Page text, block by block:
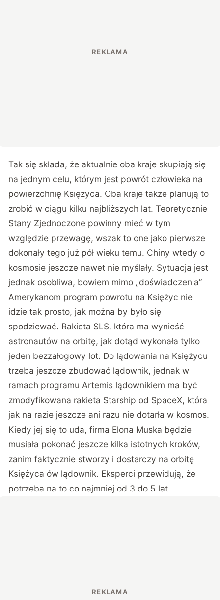
Tak się składa, że aktualnie oba kraje skupiają się
na jednym celu, którym jest powrót człowieka na
powierzchnię Księżyca. Oba kraje także planują to
zrobić w ciągu kilku najbliższych lat. Teoretycznie
Stany Zjednoczone powinny mieć w tym
względzie przewagę, wszak to one jako pierwsze
dokonały tego już pół wieku temu. Chiny wtedy o
kosmosie jeszcze nawet nie myślały. Sytuacja jest
jednak osobliwa, bowiem mimo „doświadczenia”
Amerykanom program powrotu na Księżyc nie
idzie tak prosto, jak można by było się
spodziewać. Rakieta SLS, która ma wynieść
astronautów na orbitę, jak dotąd wykonała tylko
jeden bezzałogowy lot. Do lądowania na Księżycu
trzeba jeszcze zbudować lądownik, jednak w
ramach programu Artemis lądownikiem ma być
zmodyfikowana rakieta Starship od SpaceX, która
jak na razie jeszcze ani razu nie dotarła w kosmos.
Kiedy jej się to uda, firma Elona Muska będzie
musiała pokonać jeszcze kilka istotnych kroków,
zanim faktycznie stworzy i dostarczy na orbitę
Księżyca ów lądownik. Eksperci przewidują, że
potrzeba na to co najmniej od 3 do 5 lat.